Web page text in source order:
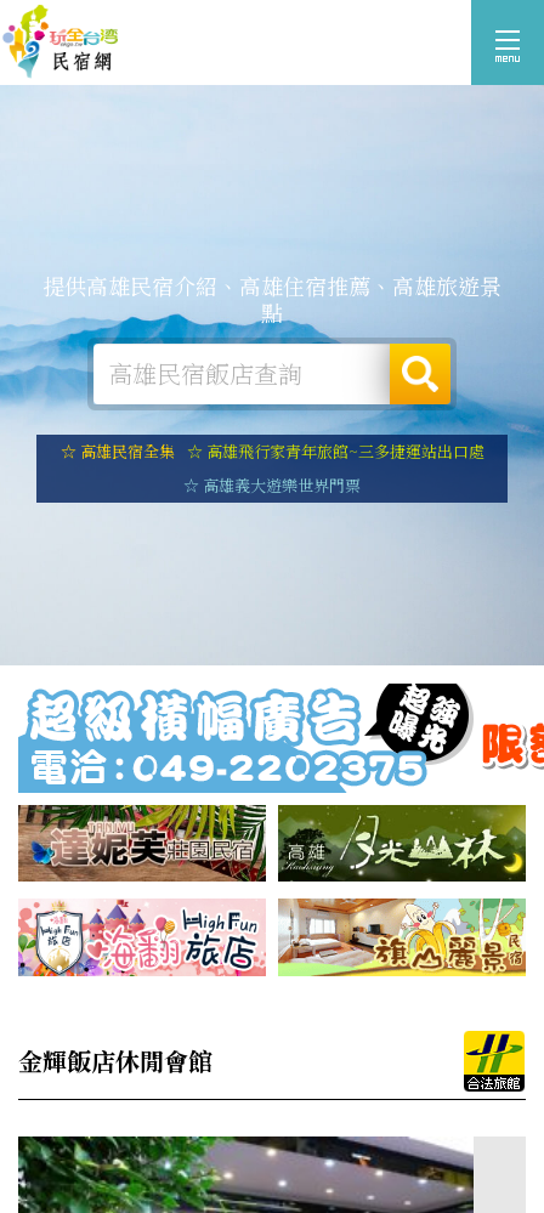
提供高雄民宿介紹、高雄住宿推薦、高雄旅遊景
點
☆ 高雄民宿全集
☆ 高雄飛行家青年旅館~三多捷運站出口處
☆ 高雄義大遊樂世界門票
金輝飯店休閒會館